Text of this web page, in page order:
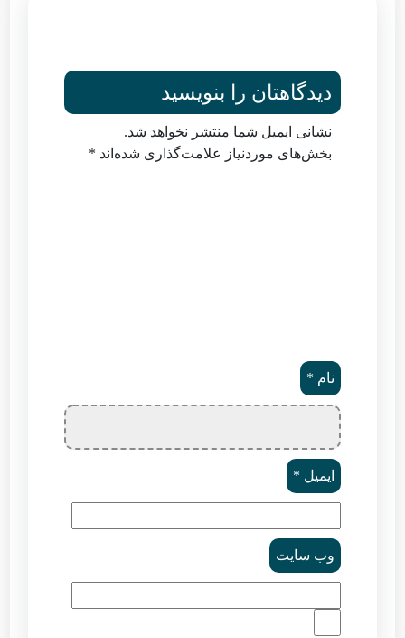
دیدگاهتان را بنویسید
نشانی ایمیل شما منتشر نخواهد شد.
بخش‌های موردنیاز علامت‌گذاری شده‌اند *
نام *
ایمیل *
وب‌ سایت